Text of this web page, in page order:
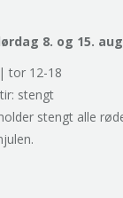
8. og 15.
tor 12-18
stengt
stengt alle